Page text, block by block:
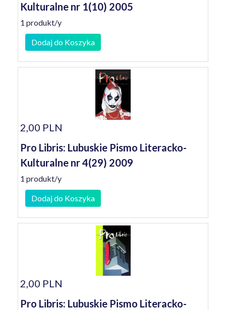
Kulturalne nr 1(10) 2005
1 produkt/y
Dodaj do Koszyka
2,00 PLN
Pro Libris: Lubuskie Pismo Literacko-
Kulturalne nr 4(29) 2009
1 produkt/y
Dodaj do Koszyka
2,00 PLN
Pro Libris: Lubuskie Pismo Literacko-